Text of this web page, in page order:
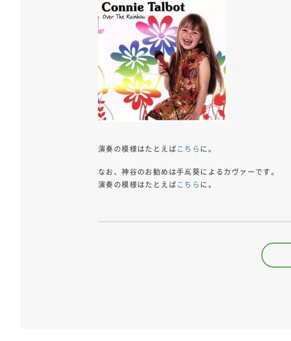
演奏の模様はたとえばこちら に。
なお、神谷のお勧めは手嶌葵によるカヴァーです。
演奏の模様はたとえばこちら に。